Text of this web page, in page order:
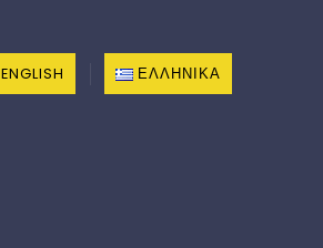
ENGLISH ΕΛΛΗΝΙΚΆ